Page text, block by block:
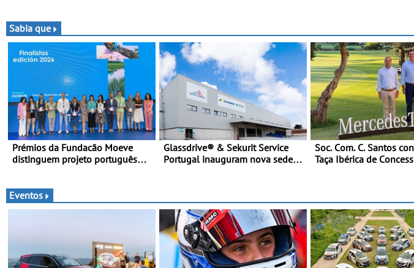
Sabia que
Prémios da Fundacão Moeve
distinguem projeto português
Glassdrive® & Sekurit Service
Portugal inauguram nova sede
portefólio e melhoria dos prazos
reduzem tempo de imobilização
das viaturas
Soc. Com. C. Santos
Taça Ibérica de
Eventos